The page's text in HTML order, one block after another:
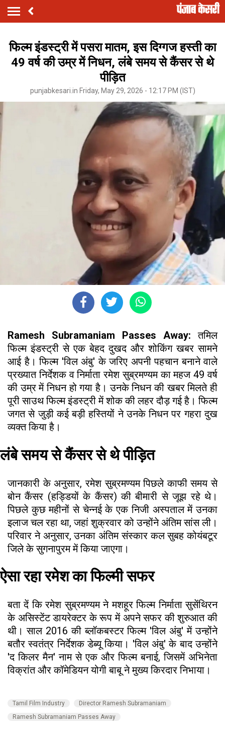
फिल्म इंडस्ट्री में पसरा मातम, इस दिग्गज हस्ती का
49 वर्ष की उम्र में निधन, लंबे समय से कैंसर से थे
पीड़ित
punjabkesari.in Friday, May 29, 2026 - 12:17 PM (IST)
Ramesh Subramaniam Passes Away: तमिल
फिल्म इंडस्ट्री से एक बेहद दुखद और शोकिंग खबर सामने
आई है। फिल्म 'विल अंबु' के जरिए अपनी पहचान बनाने वाले
प्रख्यात निर्देशक व निर्माता रमेश सुब्रमण्यम का महज 49 वर्ष
की उम्र में निधन हो गया है। उनके निधन की खबर मिलते ही
पूरी साउथ फिल्म इंडस्ट्री में शोक की लहर दौड़ गई है। फिल्म
जगत से जुड़ी कई बड़ी हस्तियों ने उनके निधन पर गहरा दुख
व्यक्त किया है।
लंबे समय से कैंसर से थे पीड़ित
जानकारी के अनुसार, रमेश सुब्रमण्यम पिछले काफी समय से
बोन कैंसर (हड्डियों के कैंसर) की बीमारी से जूझ रहे थे।
पिछले कुछ महीनों से चेन्नई के एक निजी अस्पताल में उनका
इलाज चल रहा था, जहां शुक्रवार को उन्होंने अंतिम सांस ली।
परिवार ने अनुसार, उनका अंतिम संस्कार कल सुबह कोयंबटूर
जिले के सुगनापुरम में किया जाएगा।
ऐसा रहा रमेश का फिल्मी सफर
बता दें कि रमेश सुब्रमण्यम ने मशहूर फिल्म निर्माता सुसेंथिरन
के असिस्टेंट डायरेक्टर के रूप में अपने सफर की शुरुआत की
थी। साल 2016 की ब्लॉकबस्टर फिल्म 'विल अंबु' में उन्होंने
बतौर स्वतंत्र निर्देशक डेब्यू किया। 'विल अंबु' के बाद उन्होंने
'द किलर मैन' नाम से एक और फिल्म बनाई, जिसमें अभिनेता
विक्रांत और कॉमेडियन योगी बाबू ने मुख्य किरदार निभाया।
Tamil Film Industry
Director Ramesh Subramaniam
Ramesh Subramaniam Passes Away